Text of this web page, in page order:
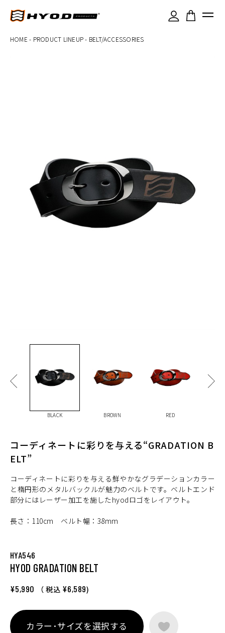
HOME - PRODUCT LINEUP- BELT/ACCESSORIES
BLACK BROWN RED
コーディネートに彩りを与える“GRADATION B
ELT”
コーディネートに彩りを与える鮮やかなグラデーションカラー
と楕円形のメタルバックルが魅力のベルトです。ベルトエンド
部分にはレーザー加工を施したhyodロゴをレイアウト。
長さ：110cm ベルト幅：38mm
HYA546
HYOD GRADATION BELT
¥5,990 （ 税込 ¥6,589)
カラー･サイズを選択する
×